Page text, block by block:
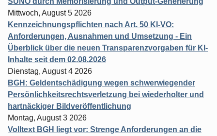
Mittwoch, August 5 2026
Kennzeichnungspflichten nach Art. 50 KI-VO:
Anforderungen, Ausnahmen und Umsetzung - Ein
Überblick über die neuen Transparenzvorgaben für KI-
Inhalte seit dem 02.08.2026
Dienstag, August 4 2026
BGH: Geldentschädigung wegen schwerwiegender
Persönlichkeitsrechtsverletzung bei wiederholter und
hartnäckiger Bildveröffentlichung
Montag, August 3 2026
Volltext BGH liegt vor: Strenge Anforderungen an die